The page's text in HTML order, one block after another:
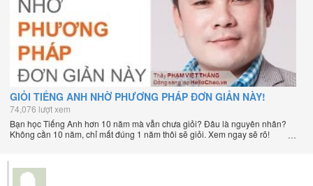
GIỎI TIẾNG ANH NHỜ PHƯƠNG PHÁP ĐƠN GIẢN NÀY!
74,076 lượt xem
Bạn học Tiếng Anh hơn 10 năm mà vẫn chưa giỏi? Đâu là nguyên nhân?
Không cần 10 năm, chỉ mất đúng 1 năm thôi sẽ giỏi. Xem ngay sẽ rõ!